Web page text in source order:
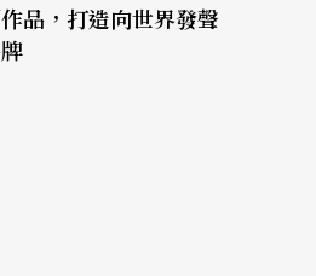
品，打造向世界發聲